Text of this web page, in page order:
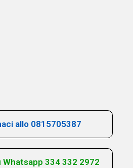
allo 0815705387
334 332 2972